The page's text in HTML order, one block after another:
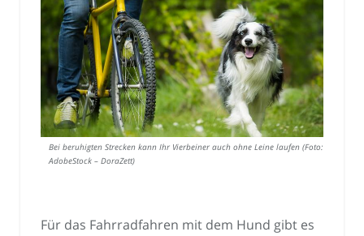
Bei beruhigten Strecken kann Ihr Vierbeiner auch ohne Leine laufen (Foto:
AdobeStock – DoraZett)
Für das Fahrradfahren mit dem Hund gibt es